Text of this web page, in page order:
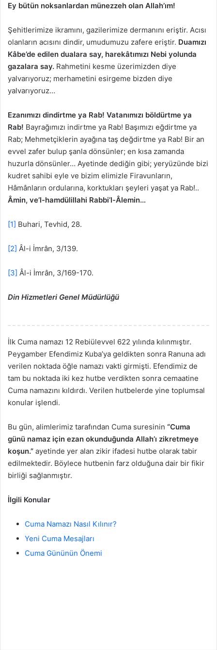
Ey bütün noksanlardan münezzeh olan Allah’ım!
Şehitlerimize ikramını, gazilerimize dermanını eriştir. Acısı
olanların acısını dindir, umudumuzu zafere eriştir. Duamızı
Kâbe’de edilen dualara say, harekâtımızı Nebi yolunda
gazalara say. Rahmetini kesme üzerimizden diye
yalvarıyoruz; merhametini esirgeme bizden diye
yalvarıyoruz…
Ezanımızı dindirtme ya Rab! Vatanımızı böldürtme ya
Rab! Bayrağımızı indirtme ya Rab! Başımızı eğdirtme ya
Rab; Mehmetçiklerin ayağına taş değdirtme ya Rab! Bir an
evvel zafer bulup şanla dönsünler; en kısa zamanda
huzurla dönsünler… Ayetinde dediğin gibi; yeryüzünde bizi
kudret sahibi eyle ve bizim elimizle Firavunların,
Hâmânların ordularına, korktukları şeyleri yaşat ya Rab!..
Âmin, ve’l-hamdülillahi Rabbi’l-Âlemin…
[1] Buhari, Tevhid, 28.
[2] Âl-i İmrân, 3/139.
[3] Âl-i İmrân, 3/169-170.
Din Hizmetleri Genel Müdürlüğü
İlk Cuma namazı 12 Rebiülevvel 622 yılında kılınmıştır.
Peygamber Efendimiz Kuba’ya geldikten sonra Ranuna adı
verilen noktada öğle namazı vakti girmişti. Efendimiz de
tam bu noktada iki kez hutbe verdikten sonra cemaatine
Cuma namazını kıldırdı. Verilen hutbelerde yine toplumsal
konular işlendi.
Bu gün, alimlerimiz tarafından Cuma suresinin “Cuma
günü namaz için ezan okunduğunda Allah’ı zikretmeye
koşun.” ayetinde yer alan zikir ifadesi hutbe olarak tabir
edilmektedir. Böylece hutbenin farz olduğuna dair bir fikir
birliği sağlanmıştır.
İlgili Konular
Cuma Namazı Nasıl Kılınır?
Yeni Cuma Mesajları
Cuma Gününün Önemi